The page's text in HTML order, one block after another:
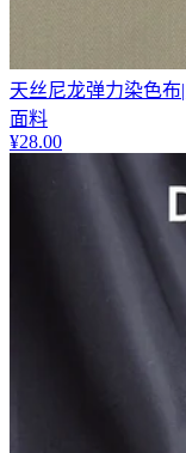
天丝尼龙弹力染色布
面料
¥28.00